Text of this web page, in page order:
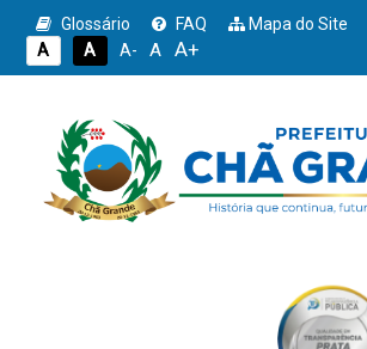
Glossário FAQ Mapa do Site
A
A A- A A+